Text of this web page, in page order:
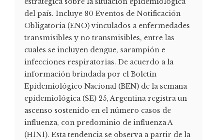
del país. Incluye 80 Eventos de Notificación
Obligatoria (ENO) vinculados a enfermedades
transmisibles y no transmisibles, entre las
cuales se incluyen dengue, sarampión e
infecciones respiratorias. De acuerdo a la
información brindada por el Boletín
Epidemiológico Nacional (BEN) de la semana
epidemiológica (SE) 25, Argentina registra un
ascenso sostenido en el número casos de
influenza, con predominio de influenza A
(H1N1). Esta tendencia se observa a partir de la